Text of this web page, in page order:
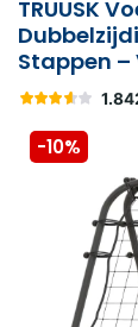
TRUUSK
Stappen
-10%